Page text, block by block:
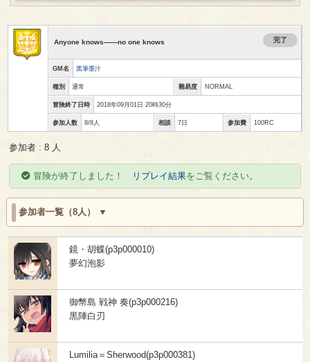
Anyone knows――no one knows 完了
GM名 黒筆墨汁
種別 通常 難易度 NORMAL
冒険終了日時 2018年09月01日 20時30分
参加人数 8/8人 相談 7日 参加費 100RC
参加者 : 8 人
冒険が終了しました！ リプレイ結果をご覧ください。
参加者一覧（8人）
鏡・胡蝶(p3p000010)
夢幻泡影
御幣島 戦神 奏(p3p000216)
黒陣白刃
Lumilia＝Sherwood(p3p000381)